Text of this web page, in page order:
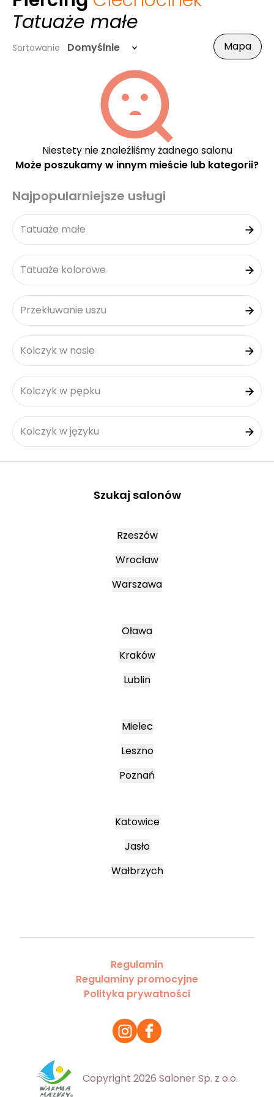
Tatuaże małe
Sortowanie Domyślnie Mapa
Niestety nie znaleźliśmy żadnego salonu
Może poszukamy w innym mieście lub kategorii?
Najpopularniejsze usługi
Tatuaże małe
Tatuaże kolorowe
Przekłuwanie uszu
Kolczyk w nosie
Kolczyk w pępku
Kolczyk w języku
Szukaj salonów
Rzeszów
Wrocław
Warszawa
Oława
Kraków
Lublin
Mielec
Leszno
Poznań
Katowice
Jasło
Wałbrzych
Regulamin
Regulaminy promocyjne
Polityka prywatności
Copyright 2026 Saloner Sp. z o.o.